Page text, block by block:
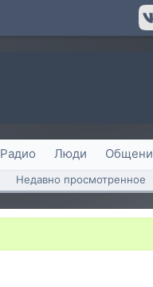
Радио Люди
Недавно просмотренное